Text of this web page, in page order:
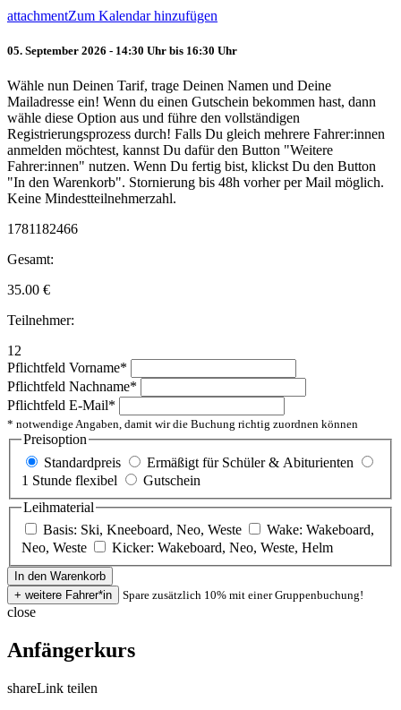
attachmentZum Kalendar hinzufügen
05. September 2026 - 14:30 Uhr bis 16:30 Uhr
Wähle nun Deinen Tarif, trage Deinen Namen und Deine
Mailadresse ein! Wenn du einen Gutschein bekommen hast, dann
wähle diese Option aus und führe den vollständigen
Registrierungsprozess durch! Falls Du gleich mehrere Fahrer:innen
anmelden möchtest, kannst Du dafür den Button "Weitere
Fahrer:innen" nutzen. Wenn Du fertig bist, klickst Du den Button
"In den Warenkorb". Stornierung bis 48h vorher per Mail möglich.
Keine Mindestteilnehmerzahl.
1781182466
Gesamt:
35.00 €
Teilnehmer:
12
Pflichtfeld Vorname*
Pflichtfeld Nachname*
Pflichtfeld E-Mail*
* notwendige Angaben, damit wir die Buchung richtig zuordnen können
Preisoption
Standardpreis
Ermäßigt für Schüler & Abiturienten
1 Stunde flexibel
Gutschein
Leihmaterial
Basis: Ski, Kneeboard, Neo, Weste
Wake: Wakeboard,
Neo, Weste
Kicker: Wakeboard, Neo, Weste, Helm
Spare zusätzlich 10% mit einer Gruppenbuchung!
close
Anfängerkurs
shareLink teilen